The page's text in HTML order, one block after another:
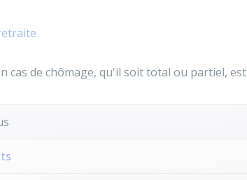
cas de chômage, qu'il soit total ou partiel, est